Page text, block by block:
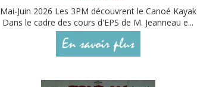
Mai-Juin 2026 Les 3PM découvrent le Canoé Kayak
Dans le cadre des cours d'EPS de M. Jeanneau e...
En savoir plus